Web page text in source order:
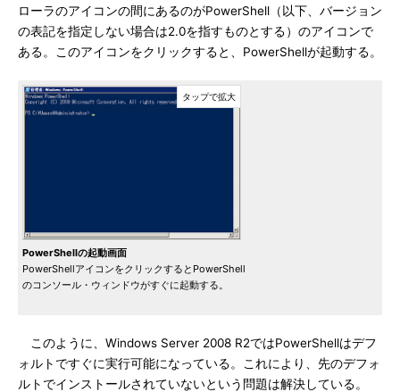
ローラのアイコンの間にあるのがPowerShell（以下、バージョン
の表記を指定しない場合は2.0を指すものとする）のアイコンで
ある。このアイコンをクリックすると、PowerShellが起動する。
PowerShellの起動画面
PowerShellアイコンをクリックするとPowerShell
のコンソール・ウィンドウがすぐに起動する。
このように、Windows Server 2008 R2ではPowerShellはデフ
ォルトですぐに実行可能になっている。これにより、先のデフォ
ルトでインストールされていないという問題は解決している。